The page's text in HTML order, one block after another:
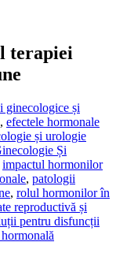
terapiei
ginecologice și
, efectele hormonale
și urologie
Și
impactul hormonilor
, patologii
, rolul hormonilor în
reproductivă și
pentru disfuncții